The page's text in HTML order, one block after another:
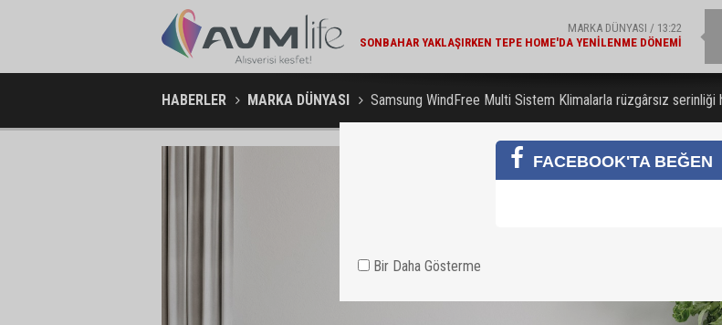
ŞIRKET HABERLERI / 13:19
MIGROS VE BAKANLIK'TAN 'ÇEVRE ETIKETLI' ÜRÜNLER İÇIN İŞ
HABERLER MARKA DÜNYASI Samsung WindFree Multi Sistem Klimalarla rüzgârsız serinliği
FACEBOOK'TA BEĞEN
Bir Daha Gösterme